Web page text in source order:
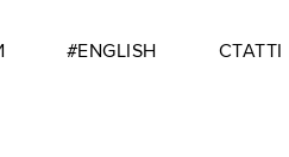
#ENGLISH СТАТТІ